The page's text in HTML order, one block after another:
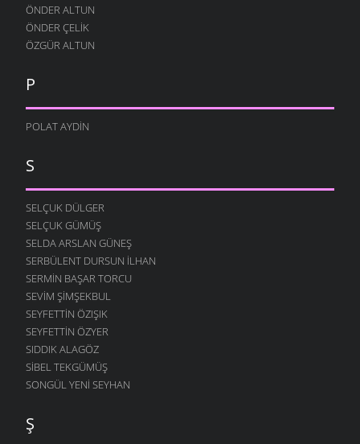
ÖNDER ALTUN
ÖNDER ÇELIK
ÖZGÜR ALTUN
P
POLAT AYDIN
S
SELÇUK DÜLGER
SELÇUK GÜMÜŞ
SELDA ARSLAN GÜNEŞ
SERBÜLENT DURSUN İLHAN
SERMIN BAŞAR TORCU
SEVIM ŞIMŞEKBUL
SEYFETTIN ÖZIŞIK
SEYFETTIN ÖZYER
SIDDIK ALAGÖZ
SIBEL TEKGÜMÜŞ
SONGÜL YENI SEYHAN
Ş